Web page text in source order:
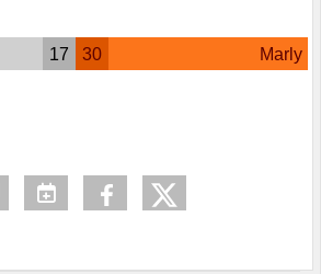
17 30 Marly